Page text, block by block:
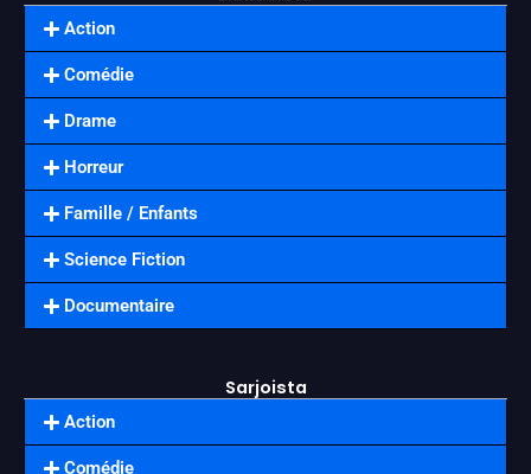
Action
Comédie
Drame
Horreur
Famille / Enfants
Science Fiction
Documentaire
Sarjoista
Action
Comédie